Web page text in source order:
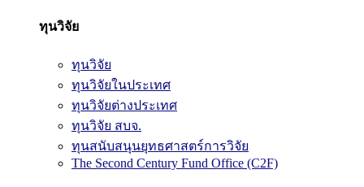
ทุนวิจัย
ทุนวิจัย
ทุนวิจัยในประเทศ
ทุนวิจัยต่างประเทศ
ทุนวิจัย สบจ.
ทุนสนับสนุนยุทธศาสตร์การวิจัย
The Second Century Fund Office (C2F)